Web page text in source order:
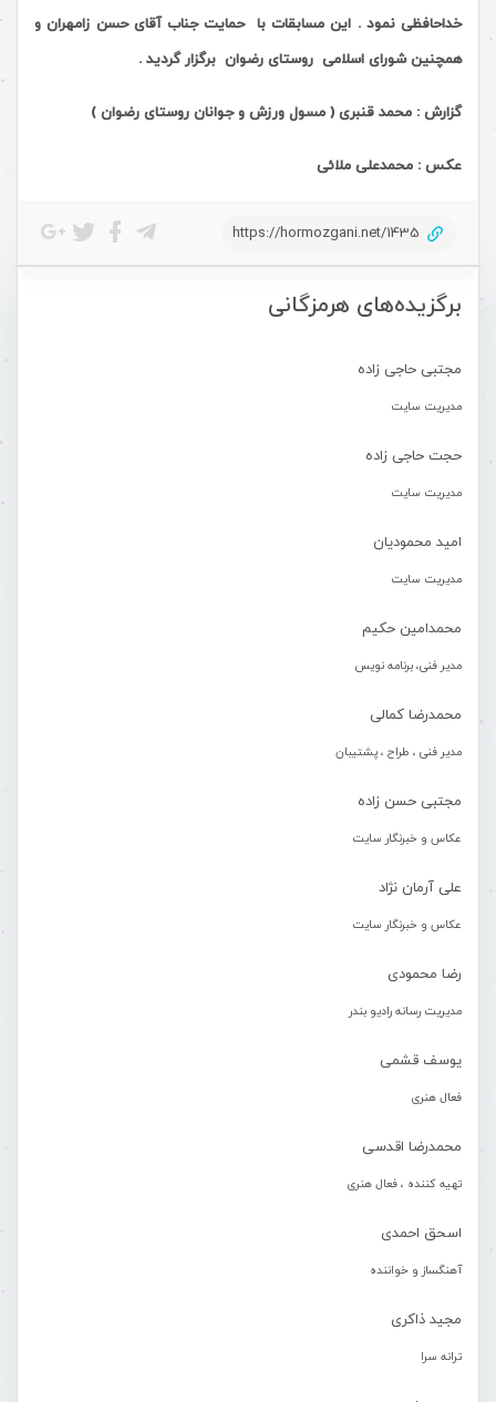
برگزیده‌های هرمزگانی
مجتبی حاجی زاده
مدیریت سایت
حجت حاجی زاده
مدیریت سایت
امید محمودیان
مدیریت سایت
محمدامین حکیم
مدیر فنی، برنامه نویس
محمدرضا کمالی
مدیر فنی ، طراح ، پشتیبان
مجتبی حسن زاده
عکاس و خبرنگار سایت
علی آرمان نژاد
عکاس و خبرنگار سایت
رضا محمودی
مدیریت رسانه رادیو بندر
یوسف قشمی
فعال هنری
محمدرضا اقدسی
تهیه کننده ، فعال هنری
اسحق احمدی
آهنگساز و خواننده
مجید ذاکری
ترانه سرا
خداحافظی نمود . این مسابقات با حمایت جناب آقای حسن زامهران و
همچنین شورای اسلامی روستای رضوان برگزار گردید .
گزارش : محمد قنبری ( مسول ورزش و جوانان روستای رضوان )
عکس : محمدعلی ملائی
https://hormozgani.net/1435